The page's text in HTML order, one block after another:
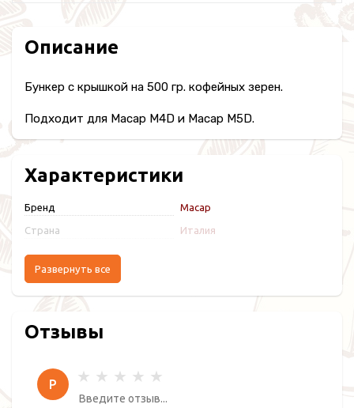
Описание
Бункер с крышкой на 500 гр. кофейных зерен.
Подходит для Macap M4D и Macap M5D.
Характеристики
Бренд Macap
Страна Италия
Развернуть все
Отзывы
Р